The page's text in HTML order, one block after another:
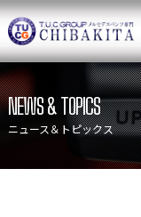
ニュース
目玉車両一覧
保証＆サービス
NEWS & TOPICS
ニュース＆トピックス